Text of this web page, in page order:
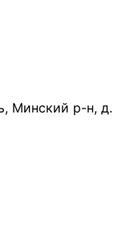
Минский р-н, д.